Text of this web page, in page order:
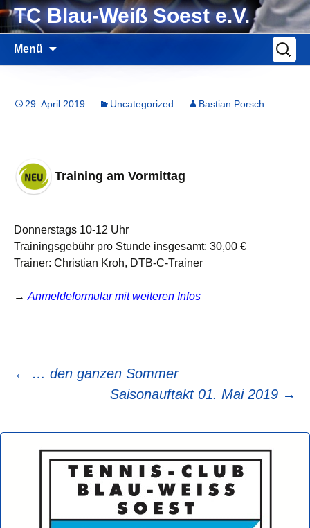
Zum
InhaltTC Blau-Weiß Soest e.V.
Menü
nach:
29. April 2019 Uncategorized Bastian Porsch
Training am Vormittag
Donnerstags 10-12 Uhr
Trainingsgebühr pro Stunde insgesamt: 30,00 €
Trainer: Christian Kroh, DTB-C-Trainer
→ Anmeldeformular mit weiteren Infos
Beitragsnavigation
← … den ganzen Sommer
Saisonauftakt 01. Mai 2019 →